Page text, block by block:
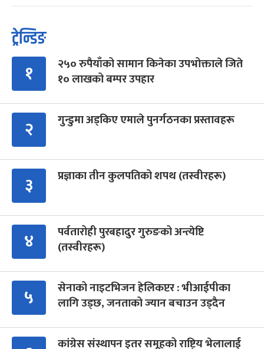
ट्रेन्डिङ
१
२५० रुपैयाँको सामान किनेका उपभोक्ताले जिते
१० लाखको बम्पर उपहार
२ गुन्डुमा अड्किए एमाले पुनर्गठनका प्रस्तावहरू
३ प्रज्ञाका तीन कुलपतिको शपथ (तस्वीरहरू)
४
पर्वतारोही पुरबहादुर गुरुङको अन्त्येष्टि
(तस्वीरहरू)
५
सेनाको नाइटभिजन हेलिकप्टर : भीआईपीका
लागि उड्छ, जनताको ज्यान बचाउन उड्दैन
कांग्रेस संस्थापन इतर समूहको राष्ट्रिय भेलालाई